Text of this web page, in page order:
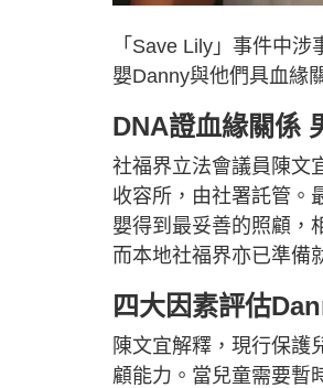
「Save Lily」事件中
嬰Danny與他們具血緣
DNA證血緣關係
社福界立法會議員陳文
收容所，由社署託管。
嬰得到最妥善的照顧，
而本地社福界亦已準備
四大因素評估
陳文宜解釋，現行保護
顧能力。當兒童需要暫